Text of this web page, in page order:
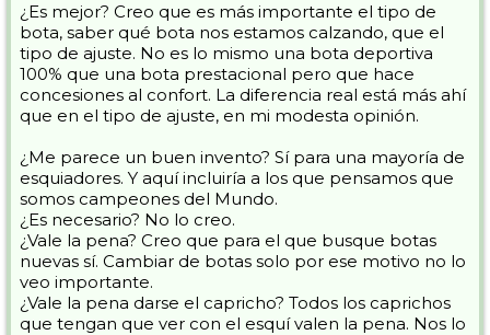
¿Es mejor? Creo que es más importante el tipo de
bota, saber qué bota nos estamos calzando, que el
tipo de ajuste. No es lo mismo una bota deportiva
100% que una bota prestacional pero que hace
concesiones al confort. La diferencia real está más ahí
que en el tipo de ajuste, en mi modesta opinión.
¿Me parece un buen invento? Sí para una mayoría de
esquiadores. Y aquí incluiría a los que pensamos que
somos campeones del Mundo.
¿Es necesario? No lo creo.
¿Vale la pena? Creo que para el que busque botas
nuevas sí. Cambiar de botas solo por ese motivo no lo
veo importante.
¿Vale la pena darse el capricho? Todos los caprichos
que tengan que ver con el esquí valen la pena. Nos lo